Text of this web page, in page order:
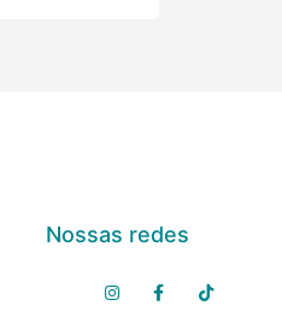
Nossas redes